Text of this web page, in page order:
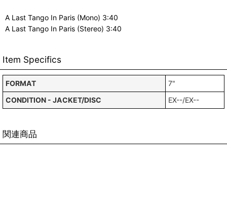
A Last Tango In Paris (Mono) 3:40
A Last Tango In Paris (Stereo) 3:40
Item Specifics
FORMAT
7"
CONDITION - JACKET/DISC
EX--/EX--
関連商品